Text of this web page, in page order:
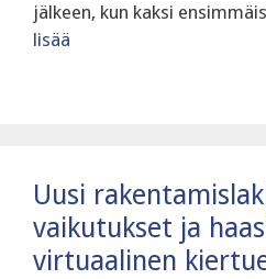
jälkeen, kun kaksi
lisää
Uusi
vaikutukset ja
virtuaalinen